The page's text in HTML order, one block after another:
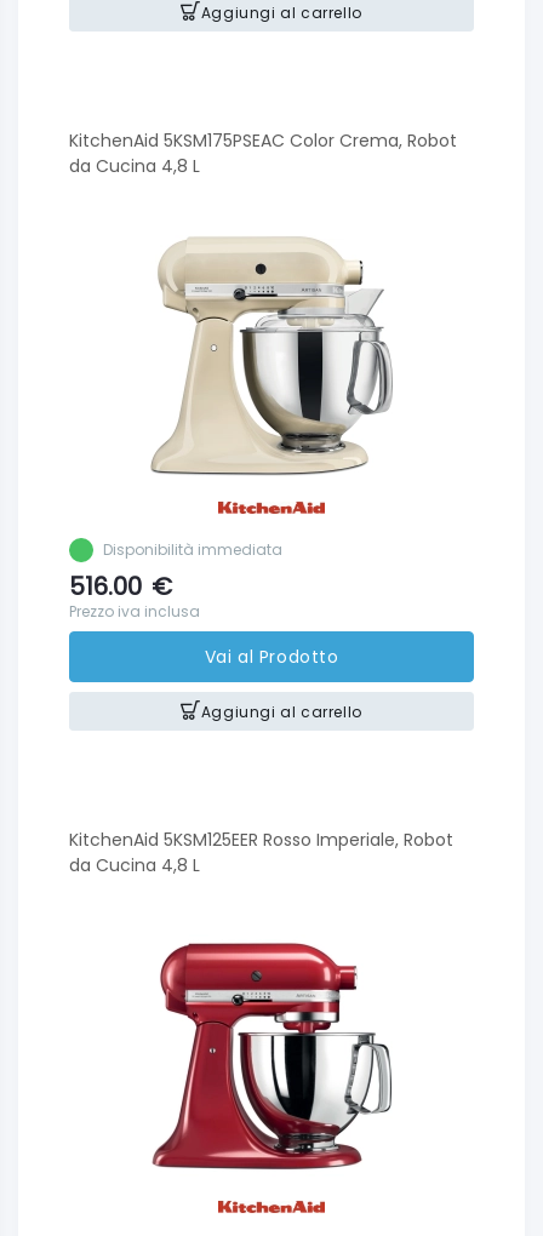
Aggiungi al carrello
KitchenAid 5KSM175PSEAC Color Crema, Robot
da Cucina 4,8 L
Disponibilità immediata
516.00 €
Prezzo iva inclusa
Vai al Prodotto
Aggiungi al carrello
KitchenAid 5KSM125EER Rosso Imperiale, Robot
da Cucina 4,8 L